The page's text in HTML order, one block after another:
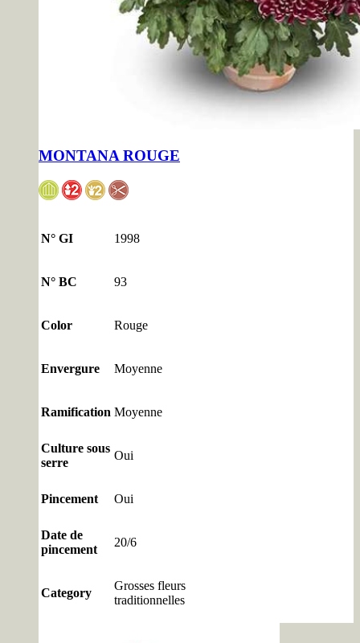
MONTANA ROUGE
N° GI 1998
N° BC 93
Color Rouge
Envergure Moyenne
Ramification Moyenne
Culture sous
serre
Oui
Pincement Oui
Date de
pincement
20/6
Category
Grosses fleurs
traditionnelles